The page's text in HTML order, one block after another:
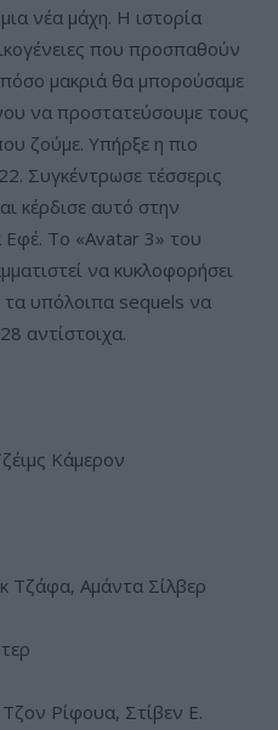
νέα μάχη. Η ιστορία
που προσπαθούν
μακριά θα μπορούσαμε
να προστατεύσουμε τους
ζούμε. Υπήρξε η πιο
Συγκέντρωσε τέσσερις
κέρδισε αυτό στην
Εφέ. Το «Avatar 3» του
να κυκλοφορήσει
τα υπόλοιπα sequels να
αντίστοιχα.
Κάμερον
Τζάφα, Αμάντα Σίλβερ
Ρίφουα, Στίβεν Ε.